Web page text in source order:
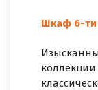
Шкаф 6-